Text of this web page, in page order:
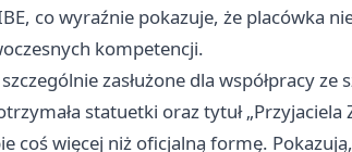
co wyraźnie pokazuje, że placówka
kompetencji.
zasłużone dla współpracy ze
statuetki oraz tytuł „Przyjaciela
coś więcej niż oficjalną formę.